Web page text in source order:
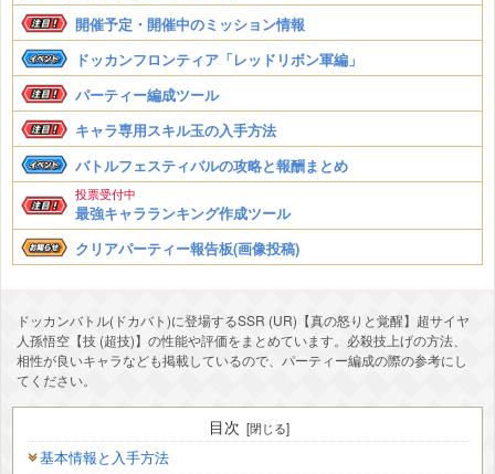
開催予定・開催中のミッション情報
ドッカンフロンティア「レッドリボン軍編」
パーティー編成ツール
キャラ専用スキル玉の入手方法
バトルフェスティバルの攻略と報酬まとめ
投票受付中
最強キャラランキング作成ツール
クリアパーティー報告板(画像投稿)
ドッカンバトル(ドカバト)に登場するSSR (UR)【真の怒りと覚醒】超サイヤ
人孫悟空【技 (超技)】の性能や評価をまとめています。必殺技上げの方法、
相性が良いキャラなども掲載しているので、パーティー編成の際の参考にし
てください。
目次
基本情報と入手方法